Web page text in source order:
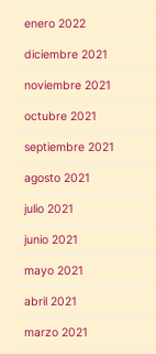
enero 2022
diciembre 2021
noviembre 2021
octubre 2021
septiembre 2021
agosto 2021
julio 2021
junio 2021
mayo 2021
abril 2021
marzo 2021